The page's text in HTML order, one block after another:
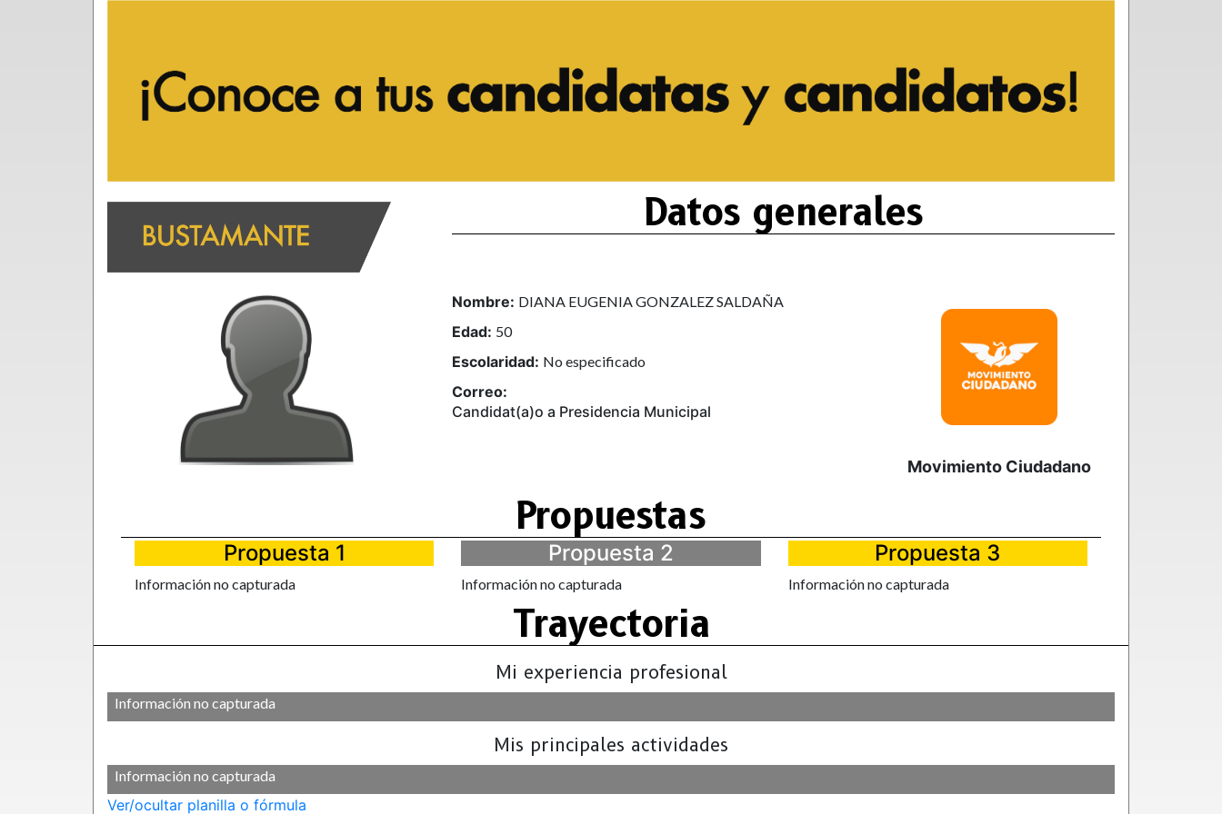
Datos generales
Nombre: DIANA EUGENIA GONZALEZ SALDAÑA
Edad: 50
Escolaridad: No especificado
Correo:
Candidat(a)o a Presidencia Municipal
Movimiento Ciudadano
Propuestas
Propuesta 1
Información no capturada
Propuesta 2
Información no capturada
Propuesta 3
Información no capturada
Trayectoria
Mi experiencia profesional
Información no capturada
Mis principales actividades
Información no capturada
Ver/ocultar planilla o fórmula